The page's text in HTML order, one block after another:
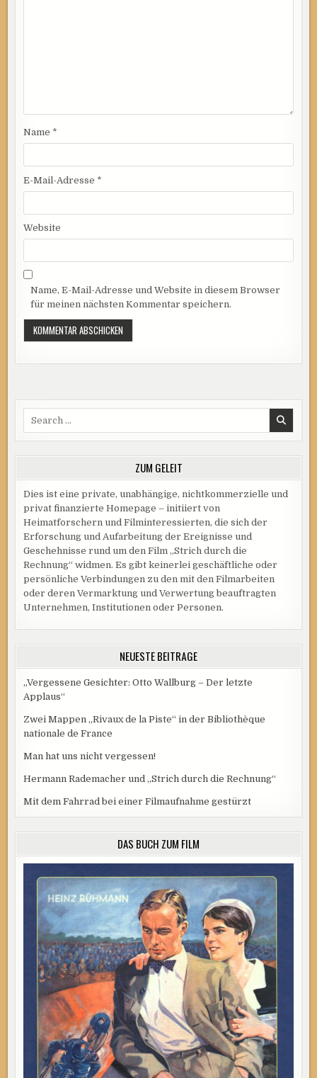
Name *
E-Mail-Adresse *
Website
Name, E-Mail-Adresse und Website in diesem Browser
für meinen nächsten Kommentar speichern.
ZUM GELEIT
Dies ist eine private, unabhängige, nichtkommerzielle und
privat finanzierte Homepage – initiiert von
Heimatforschern und Filminteressierten, die sich der
Erforschung und Aufarbeitung der Ereignisse und
Geschehnisse rund um den Film „Strich durch die
Rechnung“ widmen. Es gibt keinerlei geschäftliche oder
persönliche Verbindungen zu den mit den Filmarbeiten
oder deren Vermarktung und Verwertung beauftragten
Unternehmen, Institutionen oder Personen.
NEUESTE BEITRÄGE
„Vergessene Gesichter: Otto Wallburg – Der letzte
Applaus“
Zwei Mappen „Rivaux de la Piste“ in der Bibliothèque
nationale de France
Man hat uns nicht vergessen!
Hermann Rademacher und „Strich durch die Rechnung“
Mit dem Fahrrad bei einer Filmaufnahme gestürzt
DAS BUCH ZUM FILM